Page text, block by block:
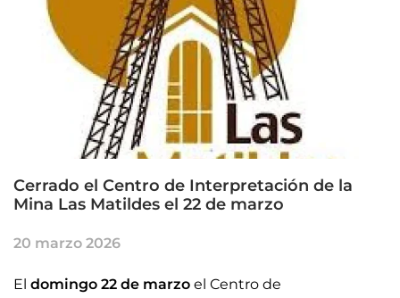
Cerrado el Centro de Interpretación de la
Mina Las Matildes el 22 de marzo
20 marzo 2026
El domingo 22 de marzo el Centro de